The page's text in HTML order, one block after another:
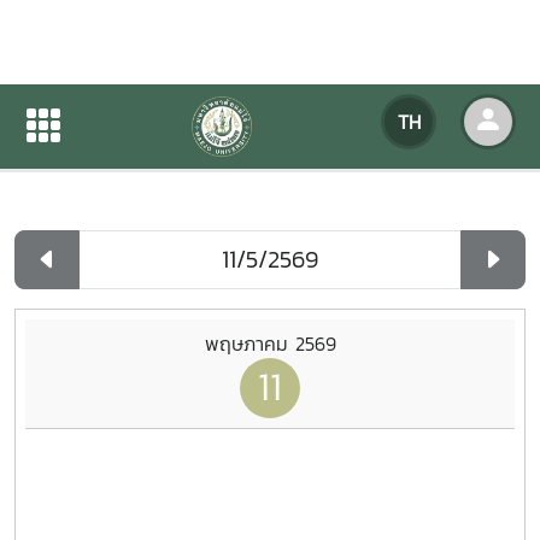
TH
ปฏิทินกิจกรรมของหน่วยงาน
ปฏิทินกิจกรรมของหน่วยงาน
พฤษภาคม 2569
11